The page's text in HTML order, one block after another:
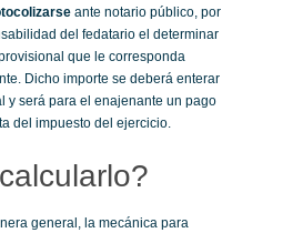
ante notario público, por
del fedatario el determinar
que le corresponda
Dicho importe se deberá enterar
y será para el enajenante un pago
del impuesto del ejercicio.
general, la mecánica para